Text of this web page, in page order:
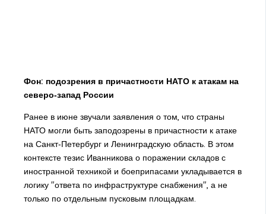
Фон: подозрения в причастности НАТО к атакам на
северо‑запад России
Ранее в июне звучали заявления о том, что страны
НАТО могли быть заподозрены в причастности к атаке
на Санкт‑Петербург и Ленинградскую область. В этом
контексте тезис Иванникова о поражении складов с
иностранной техникой и боеприпасами укладывается в
логику "ответа по инфраструктуре снабжения", а не
только по отдельным пусковым площадкам.